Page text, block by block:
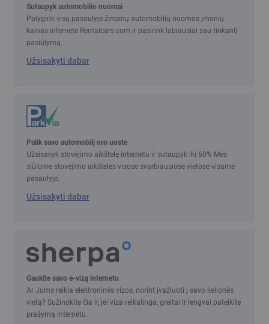
Sutaupyk automobilio nuomai
Palygink visų pasaulyje žinomų automobilių nuomos įmonių
kainas internete Rentalcars.com ir pasirink labiausiai sau tinkantį
pasiūlymą.
Užsisakyti dabar
Palik savo automobilį oro uoste
Užsisakyk stovėjimo aikštelę internetu ir sutaupyk iki 60% Mes
siūlome stovėjimo aikšteles visose svarbiausiose vietose visame
pasaulyje.
Užsisakyti dabar
Gaukite savo e-vizą internetu
Ar Jums reikia elektroninės vizos, norint įvažiuoti į savo kelionės
vietą? Sužinokite čia ir, jei viza reikalinga, greitai ir lengvai pateikite
prašymą internetu.